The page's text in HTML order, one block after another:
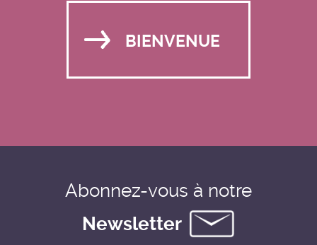
BIENVENUE
Abonnez-vous à notre
Newsletter